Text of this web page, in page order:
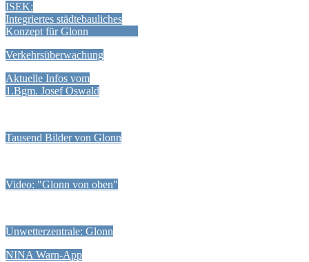
ISEK:
Integriertes städtebauliches
Konzept für Glonn
Verkehrsüberwachung
Aktuelle Infos vom
1.Bgm. Josef Oswald
Tausend Bilder von Glonn
Video: "Glonn von oben"
Unwetterzentrale: Glonn
NINA Warn-App